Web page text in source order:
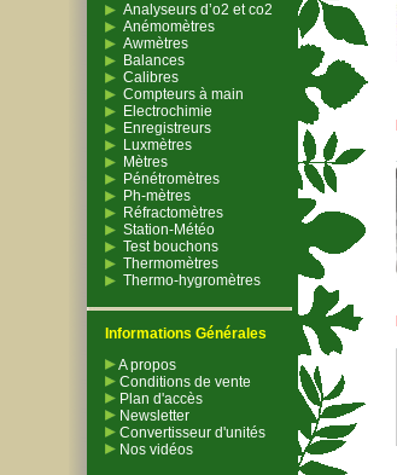
Analyseurs d’o2 et co2
Anémomètres
Awmètres
Balances
Calibres
Compteurs à main
Electrochimie
Enregistreurs
Luxmètres
Mètres
Pénétromètres
Ph-mètres
Réfractomètres
Station-Météo
Test bouchons
Thermomètres
Thermo-hygromètres
Informations Générales
A propos
Conditions de vente
Plan d'accès
Newsletter
Convertisseur d'unités
Nos vidéos